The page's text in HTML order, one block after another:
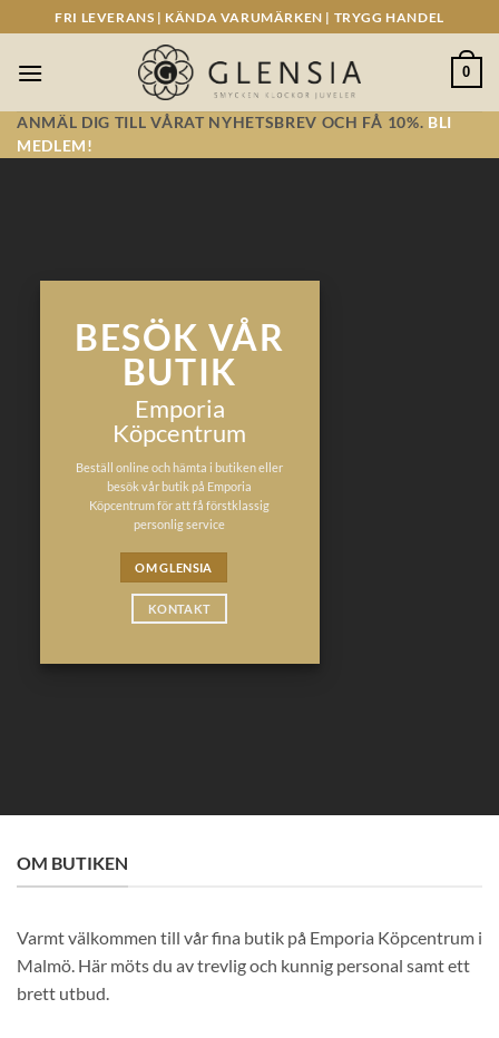
to
content
FRI LEVERANS | KÄNDA VARUMÄRKEN | TRYGG HANDEL
0
ANMÄL DIG TILL VÅRAT NYHETSBREV OCH FÅ 10%. BLI
MEDLEM!
BESÖK VÅR
BUTIK
Emporia
Köpcentrum
Beställ online och hämta i butiken eller
besök vår butik på Emporia
Köpcentrum för att få förstklassig
personlig service
OM GLENSIA
KONTAKT
OM BUTIKEN
Varmt välkommen till vår fina butik på Emporia Köpcentrum i
Malmö. Här möts du av trevlig och kunnig personal samt ett
brett utbud.